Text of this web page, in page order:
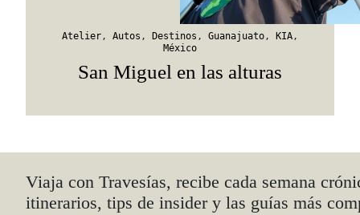
Atelier , Autos , Destinos , Guanajuato , KIA ,
México
San Miguel en las alturas